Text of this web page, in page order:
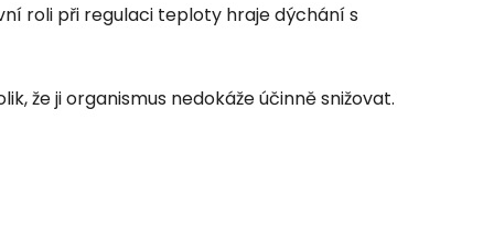
roli při regulaci teploty hraje dýchání s
že ji organismus nedokáže účinně snižovat.